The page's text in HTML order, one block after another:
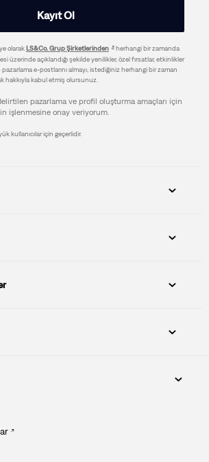
Kayıt Ol
olarakLS&Co. Grup Şirketlerinden
herhangi bir zamanda
üzerinde açıklandığı şekilde yenilikler, özel fırsatlar, etkinlikler
e-postlarını almayı, istediğiniz herhangi bir zaman
hakkıyla kabul etmiş olursunuz.
pazarlama ve profil oluşturma amaçları için
işlenmesine onay veriyorum.
kullanıcılar için geçerlidir.